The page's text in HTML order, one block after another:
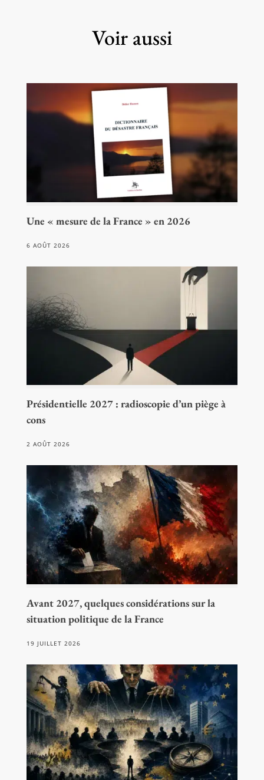
Voir aussi
Une « mesure de la France » en 2026
6 AOÛT 2026
Présidentielle 2027 : radioscopie d’un piège à
cons
2 AOÛT 2026
Avant 2027, quelques considérations sur la
situation politique de la France
19 JUILLET 2026